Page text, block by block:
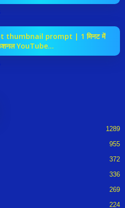
thumbnail prompt | 1 मिनट में
YouTube...
1289
955
372
336
269
224